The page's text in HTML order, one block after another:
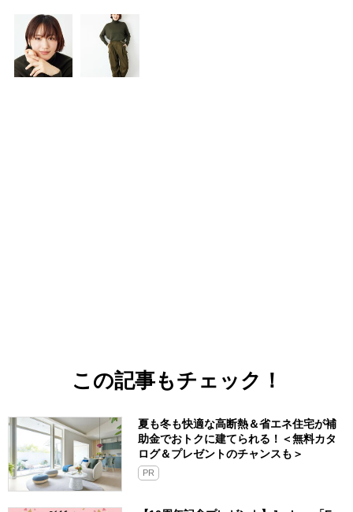
この記事もチェック！
夏も冬も快適な高断熱＆省エネ住宅が補
助金でおトクに建てられる！＜無料カタ
ログ＆プレゼントのチャンスも＞
PR